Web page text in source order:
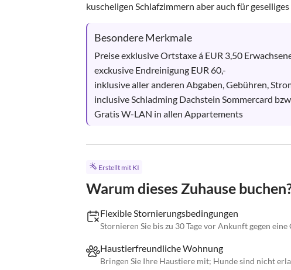
kuscheligen Schlafzimmern aber auch für
Besondere Merkmale
Preise exklusive Ortstaxe á EUR 3,50
exckusive Endreinigung EUR 60,-
inklusive aller anderen Abgaben, Gebühren,
inclusive Schladming Dachstein Sommercard
Gratis W-LAN in allen Appartements
Erstellt mit KI
Warum dieses Zuhause
Flexible Stornierungsbedingungen
Stornieren Sie bis zu 30 Tage vor Ankunft gegen
Haustierfreundliche Wohnung
Bringen Sie Ihre Haustiere mit; Hunde sind nicht